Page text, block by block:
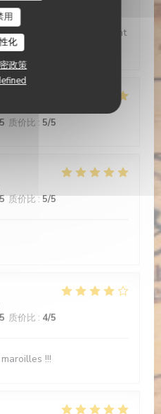
用
化
政策
irréprochable et
délicieuses, je
un régal Bref Vivement
质价比 : 5/5
质价比:5/5
质价比 : 4/5
!!!